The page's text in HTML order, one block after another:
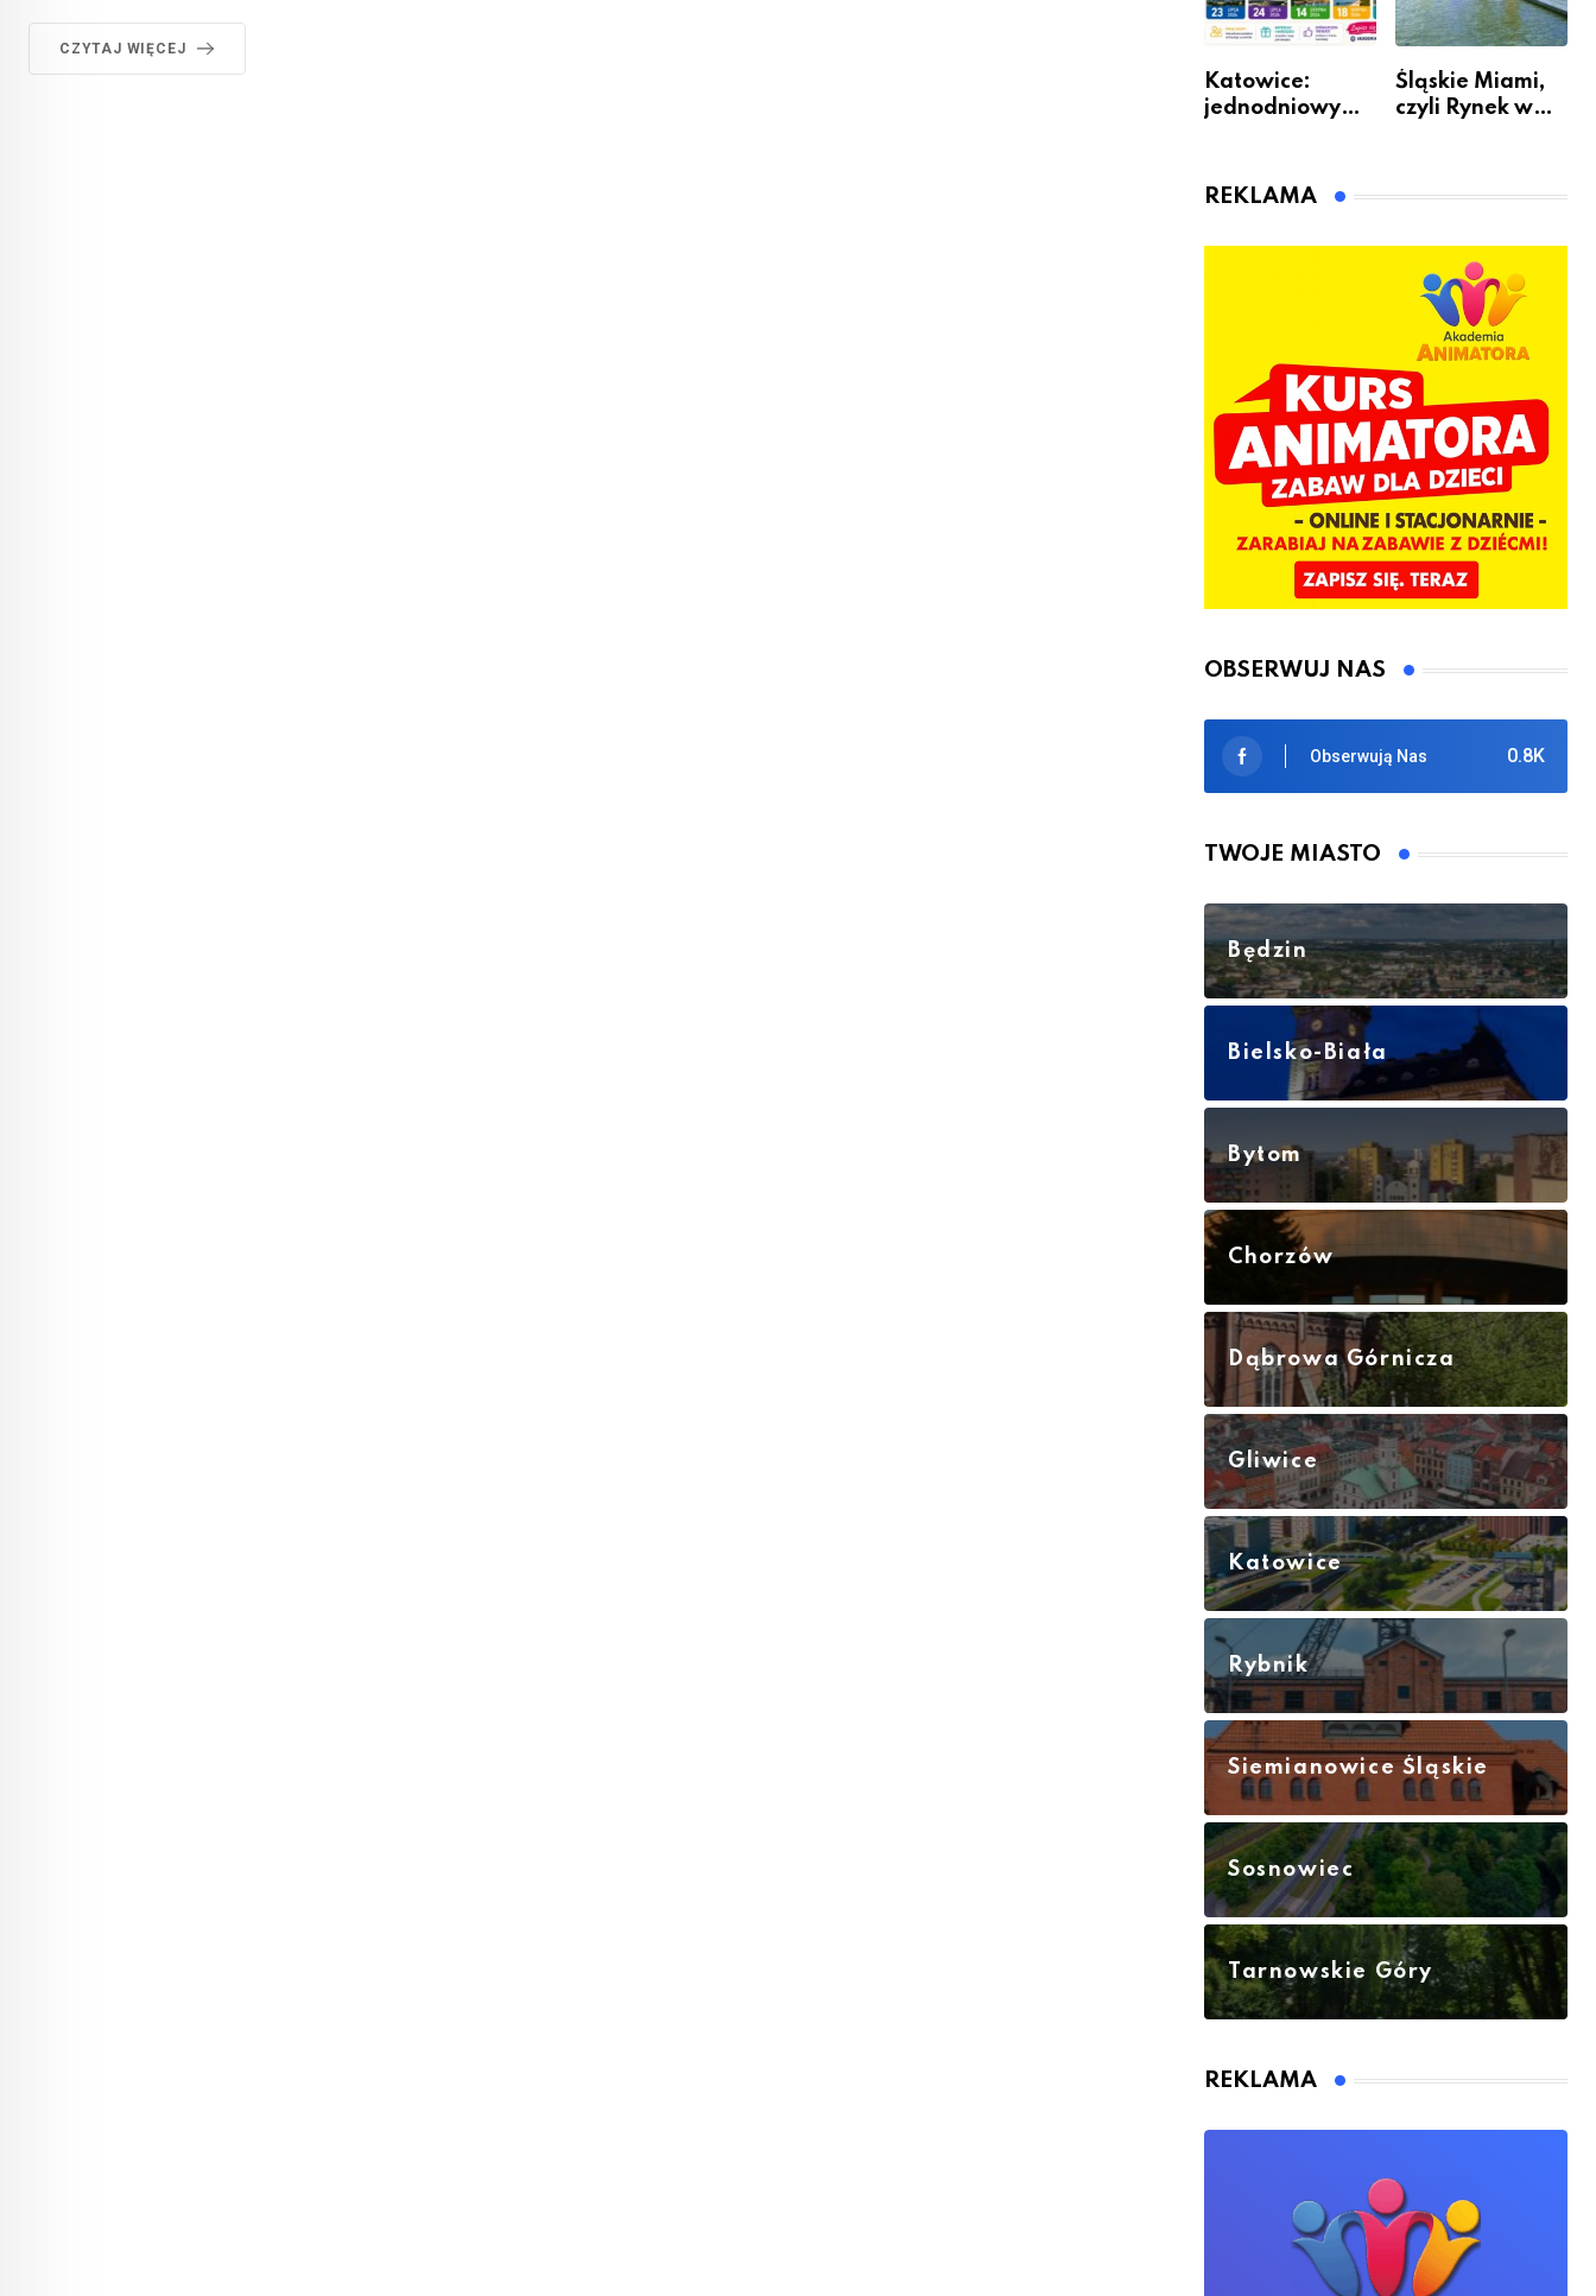
CZYTAJ WIĘCEJ
Katowice:
jednodniowy
animatora
Śląskie Miami,
czyli Rynek w
REKLAMA
OBSERWUJ NAS
0.8K
Obserwują Nas
TWOJE MIASTO
Będzin
Bielsko-Biała
Bytom
Chorzów
Dąbrowa Górnicza
Gliwice
Katowice
Rybnik
Siemianowice Śląskie
Sosnowiec
Tarnowskie Góry
REKLAMA